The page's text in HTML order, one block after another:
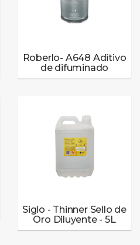
Roberlo- A648 Aditivo
de difuminado
Siglo - Thinner Sello de
Oro Diluyente - 5L